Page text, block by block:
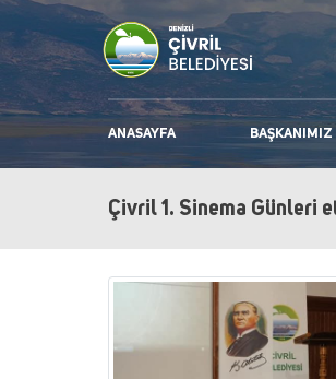
ANASAYFA BAŞKANIMIZ
Çivril 1. Sinema Günleri